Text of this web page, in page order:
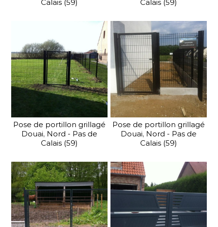
Calais (59)
Calais (59)
Pose de portillon grillagé
Douai, Nord - Pas de
Calais (59)
Pose de portillon grillagé
Douai, Nord - Pas de
Calais (59)